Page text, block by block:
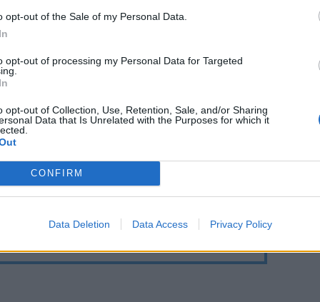
opt-out of the Sale of my Personal Data.
opt-out of processing my Personal Data for Targeted
opt-out of Collection, Use, Retention, Sale, and/or Sharing
Data that Is Unrelated with the Purposes for which it
CONFIRM
Data Deletion Data Access Privacy Policy
Google News και μάθετε πρώτοι
όλα τα επιχειρηματικά νέα
Δείτε όλες τις τελευταίες
Ελλάδα και τον κόσμο στο